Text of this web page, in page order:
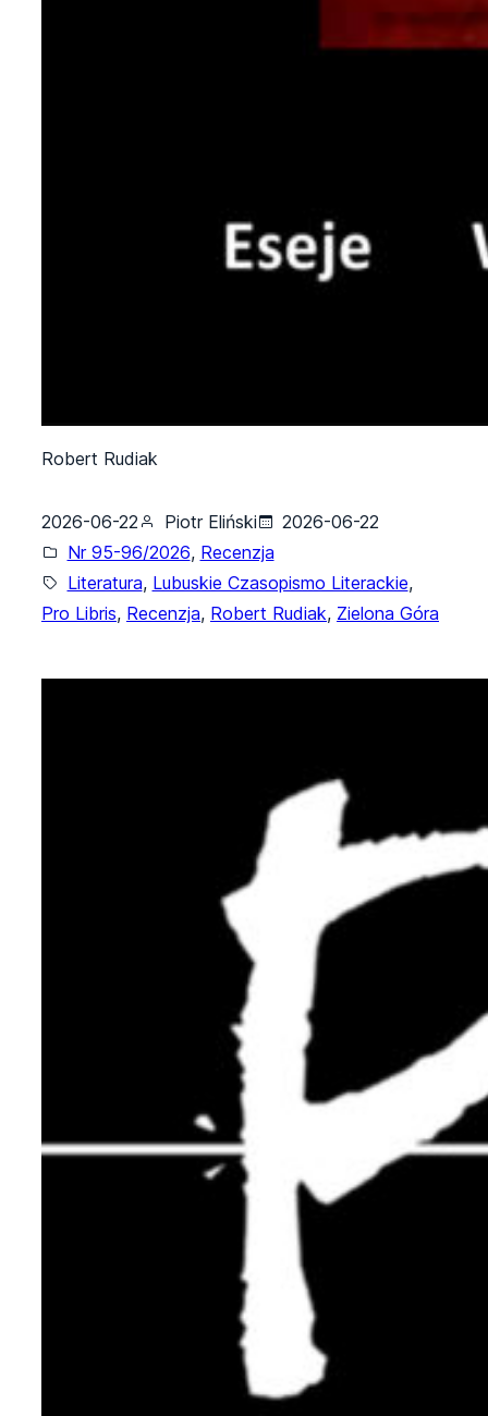
Robert Rudiak
2026-06-22 Piotr Eliński
2026-06-22
Nr 95-96/2026, Recenzja
Literatura, Lubuskie Czasopismo Literackie,
Pro Libris, Recenzja, Robert Rudiak, Zielona Góra